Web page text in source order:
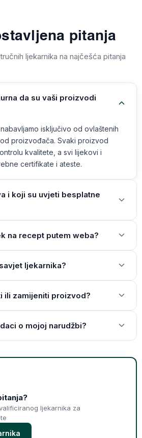
pitanja
ljekarnika na najčešća pitanja
da su vaši proizvodi
isključivo od ovlaštenih
proizvođača. Svaki proizvod
kvalitete, a svi lijekovi i
certifikate i ateste.
i koji su uvjeti besplatne
na recept putem weba?
ljekarnika?
ili zamijeniti proizvod?
o mojoj narudžbi?
ljekarnika za